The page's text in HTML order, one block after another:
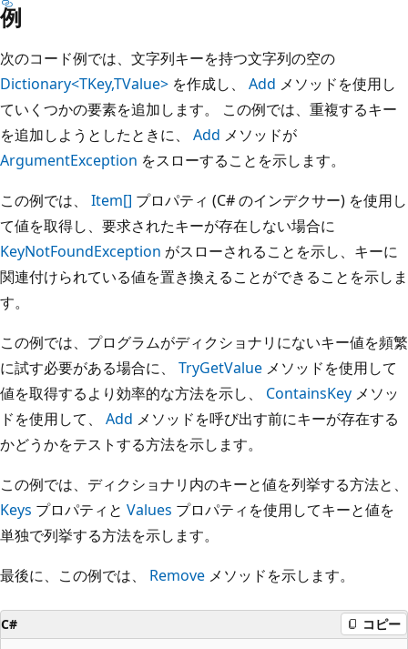
例
次のコード例では、文字列キーを持つ文字列の空の
Dictionary<TKey,TValue> を作成し、 Add メソッドを使用し
ていくつかの要素を追加します。 この例では、重複するキー
を追加しようとしたときに、 Add メソッドが
ArgumentException をスローすることを示します。
この例では、 Item[] プロパティ (C# のインデクサー) を使用し
て値を取得し、要求されたキーが存在しない場合に
KeyNotFoundException がスローされることを示し、キーに
関連付けられている値を置き換えることができることを示しま
す。
この例では、プログラムがディクショナリにないキー値を頻繁
に試す必要がある場合に、 TryGetValue メソッドを使用して
値を取得するより効率的な方法を示し、 ContainsKey メソッ
ドを使用して、 Add メソッドを呼び出す前にキーが存在する
かどうかをテストする方法を示します。
この例では、ディクショナリ内のキーと値を列挙する方法と、
Keys プロパティと Values プロパティを使用してキーと値を
単独で列挙する方法を示します。
最後に、この例では、 Remove メソッドを示します。
C# コピー